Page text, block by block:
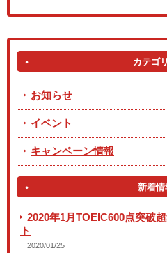
カテゴ
お知らせ
イベント
キャンペーン情報
新着情
2020年1月TOEIC600点突破
ト
2020/01/25